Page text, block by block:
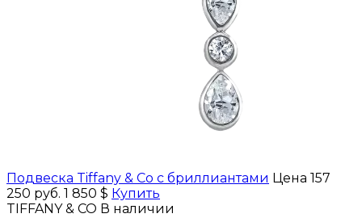
Подвеска Tiffany & Co с бриллиантами Цена 157
250 руб. 1 850 $ Купить
TIFFANY & CO В наличии